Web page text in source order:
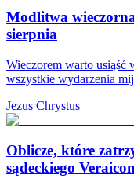
Modlitwa
sierpnia
Wieczorem warto usiąść
wszystkie wydarzenia
Jezus Chrystus
Oblicze, które
sądeckiego